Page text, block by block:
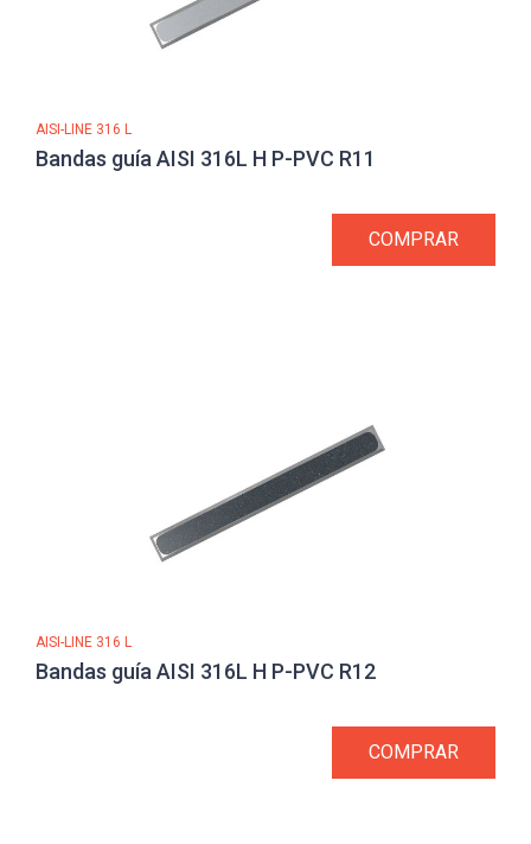
AISI-LINE 316 L
Bandas guía AISI 316L H P-PVC R11
COMPRAR
AISI-LINE 316 L
Bandas guía AISI 316L H P-PVC R12
COMPRAR